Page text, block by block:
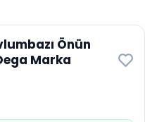
Önün
Marka